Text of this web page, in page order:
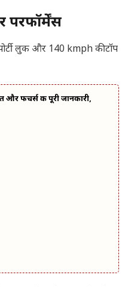
परफॉर्मेंस
फीचर्स की पूरी जानकारी,